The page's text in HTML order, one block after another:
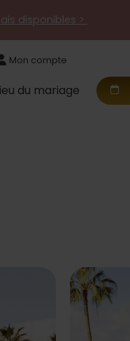
disponibles >
Mon compte
du mariage